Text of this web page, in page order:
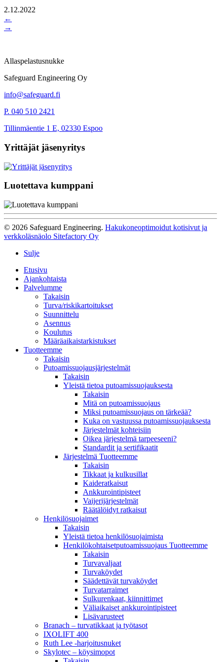
2.12.2022
←
→
Allaspelastusnukke
Safeguard Engineering Oy
info@safeguard.fi
P. 040 510 2421
Tillinmäentie 1 E, 02330 Espoo
Yrittäjät jäsenyritys
Luotettava kumppani
© 2026 Safeguard Engineering. Hakukoneoptimoidut kotisivut ja
verkkoläsnäolo Sitefactory Oy
Sulje
Etusivu
Ajankohtaista
Palvelumme
Takaisin
Turva/riskikartoitukset
Suunnittelu
Asennus
Koulutus
Määräaikaistarkistukset
Tuotteemme
Takaisin
Putoamissuojausjärjestelmät
Takaisin
Yleistä tietoa putoamissuojauksesta
Takaisin
Mitä on putoamissuojaus
Miksi putoamissuojaus on tärkeää?
Kuka on vastuussa putoamissuojauksesta
Järjestelmät kohteisiin
Oikea järjestelmä tarpeeseeni?
Standardit ja sertifikaatit
Järjestelmä Tuotteemme
Takaisin
Tikkaat ja kulkusillat
Kaideratkaisut
Ankkurointipisteet
Vaijerijärjestelmät
Räätälöidyt ratkaisut
Henkilösuojaimet
Takaisin
Yleistä tietoa henkilösuojaimista
Henkilökohtaisetputoamissuojaus Tuotteemme
Takaisin
Turvavaljaat
Turvaköydet
Säädettävät turvaköydet
Turvatarraimet
Sulkurenkaat, kiinnittimet
Väliaikaiset ankkurointipisteet
Lisävarusteet
Branach – turvatikkaat ja työtasot
IXOLIFT 400
Ruth Lee -harjoitusnuket
Skylotec – köysimopot